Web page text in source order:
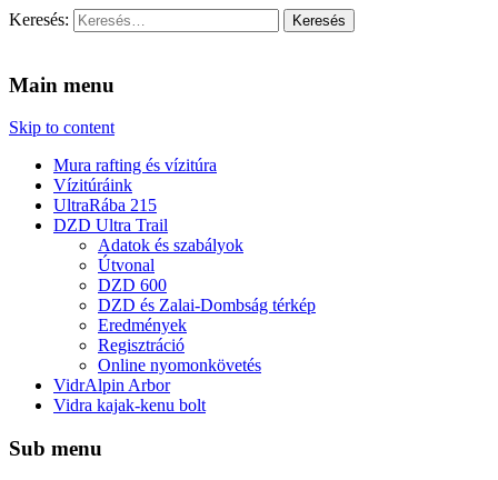
Keresés:
Main menu
Skip to content
Mura rafting és vízitúra
Vízitúráink
UltraRába 215
DZD Ultra Trail
Adatok és szabályok
Útvonal
DZD 600
DZD és Zalai-Dombság térkép
Eredmények
Regisztráció
Online nyomonkövetés
VidrAlpin Arbor
Vidra kajak-kenu bolt
Sub menu